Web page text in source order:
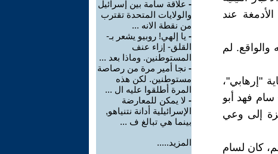
عند
والواقع. لم
"إرهابي"،
سام فهد أبو
إلى وعي
كان لسام
- علاقة سامة بين إسرائيل
والولايات المتحدة تقترب
من نقطة الانه ...
- يا إلهي! روبيو يشعر بـ-
القلق- إزاء عنف
المستوطنين. وماذا بعد ...
- نجا أمير مرة من رصاصة
مستوطنين. لكن هذه
المرة أطلقوا عليه ال ...
- لا يمكن للمعارضة
الإسرائيلية أدانة نتنياهو,
بينما هي تبالغ ف ...
المزيد.....